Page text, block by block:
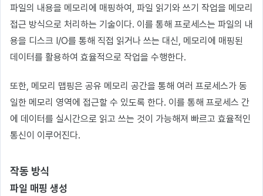
파일의 내용을 메모리에 매핑하여, 파일 읽기와 쓰기 작업을 메모리
접근 방식으로 처리하는 기술이다. 이를 통해 프로세스는 파일의 내
용을 디스크 I/O를 통해 직접 읽거나 쓰는 대신, 메모리에 매핑된
데이터를 활용하여 효율적으로 작업을 수행한다.
또한, 메모리 맵핑은 공유 메모리 공간을 통해 여러 프로세스가 동
일한 메모리 영역에 접근할 수 있도록 한다. 이를 통해 프로세스 간
에 데이터를 실시간으로 읽고 쓰는 것이 가능해져 빠르고 효율적인
통신이 이루어진다.
작동 방식
파일 매핑 생성